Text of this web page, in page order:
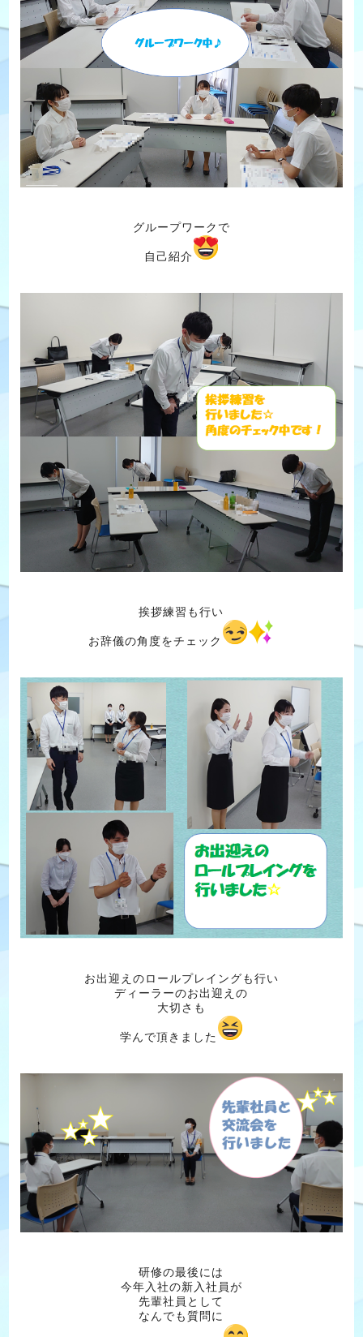
グループワークで
自己紹介
挨拶練習も行い
お辞儀の角度をチェック
お出迎えのロールプレイングも行い
ディーラーのお出迎えの
大切さも
学んで頂きました
研修の最後には
今年入社の新入社員が
先輩社員として
なんでも質問に